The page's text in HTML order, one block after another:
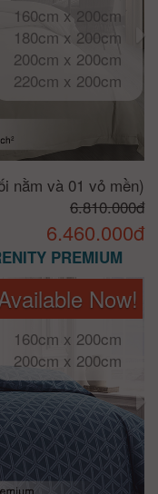
160cm x 200cm
180cm x 200cm
200cm x 200cm
220cm x 200cm
nằm và 01 vỏ mền)
6.810.000đ
6.460.000đ
PREMIUM
Now!
160cm x 200cm
200cm x 200cm